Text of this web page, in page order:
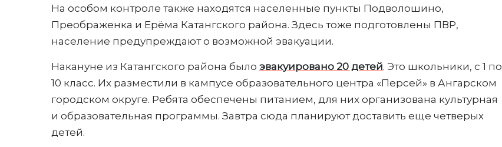
На особом контроле также находятся населенные пункты Подволошино,
Преображенка и Ерёма Катангского района. Здесь тоже подготовлены ПВР,
население предупреждают о возможной эвакуации.
Накануне из Катангского района было эвакуировано 20 детей. Это школьники, с 1 по
10 класс. Их разместили в кампусе образовательного центра «Персей» в Ангарском
городском округе. Ребята обеспечены питанием, для них организована культурная
и образовательная программы. Завтра сюда планируют доставить еще четверых
детей.